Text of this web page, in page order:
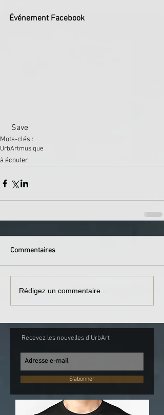
Événement Facebook
Save
Mots-clés :
UrbArtmusique
à écouter
Commentaires
Rédigez un commentaire...
Recevez les nouvelles d'UrbArt
S'abonner